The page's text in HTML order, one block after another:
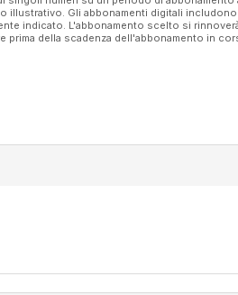
Gli abbonamenti digitali
indicato. L'abbonamento scelto si
prima della scadenza dell'abbonamento in